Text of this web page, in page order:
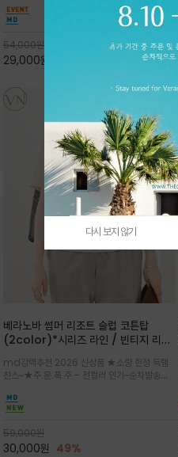
안함을 동시에 느낄수 있으며 차분하고 필요한
컬러웨이로 단독 또는 린넨 자켓/ 여름점퍼 안에
코디하기 만능템 입니다^^
54,000원
29,000원
베라노바 썸머 리조트 슬럽 코튼탑
(2color)*시리즈 라인 / 빈티지 리조
는 가벼운 코튼 터치의 반팔 티셔츠입니
다
md강력추천 2026 신상품 ★소량 한정 득템
찬스~★주.문.폭.주 - 전컬러 인기~순차발송중
아(Sepia)나 파스텔 톤의 해변 풍경으로 세련
된 뮤트톤 컬러 팔레트로 빈티지한 무드의 선샤
인 프린트가 더해져 담백하면서도 감각
59,000원
30,000원 49%
다시 보지 않기